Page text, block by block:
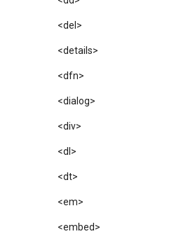
<del>
<details>
<dfn>
<dialog>
<div>
<dl>
<dt>
<em>
<embed>